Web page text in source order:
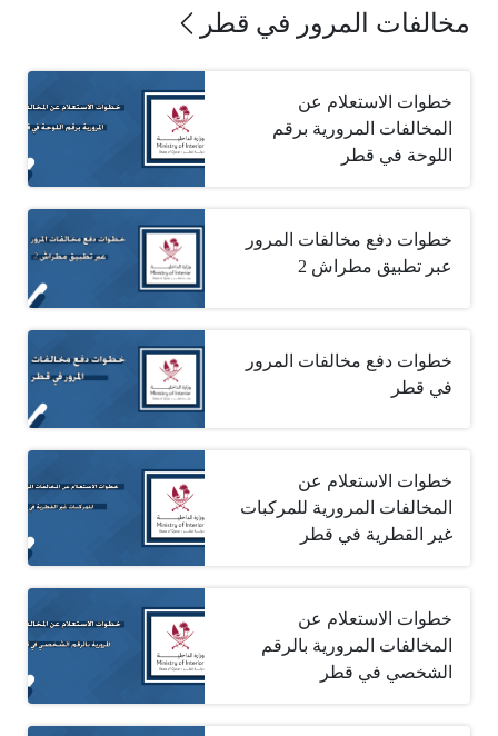
مخالفات المرور في قطر
خطوات الاستعلام عن
المخالفات المرورية برقم
اللوحة في قطر
خطوات دفع مخالفات المرور
عبر تطبيق مطراش 2
خطوات دفع مخالفات المرور
في قطر
خطوات الاستعلام عن
المخالفات المرورية للمركبات
غير القطرية في قطر
خطوات الاستعلام عن
المخالفات المرورية بالرقم
الشخصي في قطر